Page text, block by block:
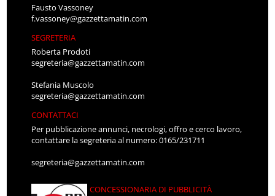
Fausto Vassoney
f.vassoney@gazzettamatin.com
SEGRETERIA
Roberta Prodoti
segreteria@gazzettamatin.com
Stefania Muscolo
segreteria@gazzettamatin.com
CONTATTACI
Per pubblicazione annunci, necrologi, offro e cerco lavoro,
contattare la segreteria al numero: 0165/231711
segreteria@gazzettamatin.com
CONCESSIONARIA DI PUBBLICITÀ